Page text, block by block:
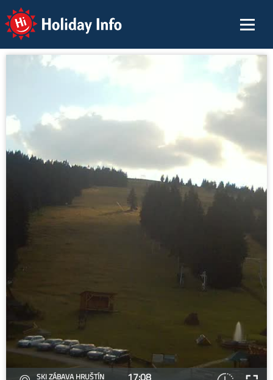
Holiday Info
SKI ZÁBAVA HRUŠTÍN
17:08